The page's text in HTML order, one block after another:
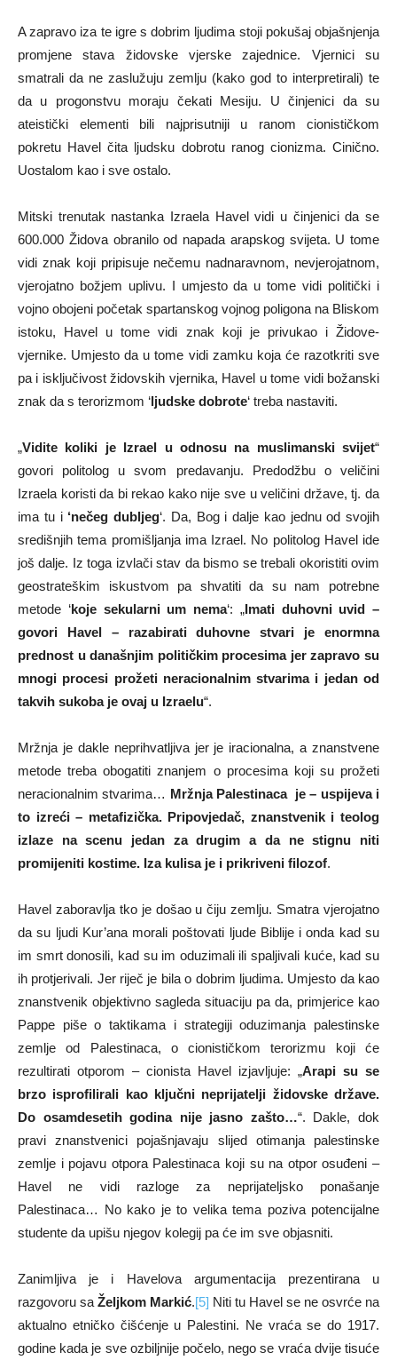
A zapravo iza te igre s dobrim ljudima stoji pokušaj objašnjenja
promjene stava židovske vjerske zajednice. Vjernici su
smatrali da ne zaslužuju zemlju (kako god to interpretirali) te
da u progonstvu moraju čekati Mesiju. U činjenici da su
ateistički elementi bili najprisutniji u ranom cionističkom
pokretu Havel čita ljudsku dobrotu ranog cionizma. Cinično.
Uostalom kao i sve ostalo.
Mitski trenutak nastanka Izraela Havel vidi u činjenici da se
600.000 Židova obranilo od napada arapskog svijeta. U tome
vidi znak koji pripisuje nečemu nadnaravnom, nevjerojatnom,
vjerojatno božjem uplivu. I umjesto da u tome vidi politički i
vojno obojeni početak spartanskog vojnog poligona na Bliskom
istoku, Havel u tome vidi znak koji je privukao i Židove-
vjernike. Umjesto da u tome vidi zamku koja će razotkriti sve
pa i isključivost židovskih vjernika, Havel u tome vidi božanski
znak da s terorizmom ‘ljudske dobrote‘ treba nastaviti.
„Vidite koliki je Izrael u odnosu na muslimanski svijet“
govori politolog u svom predavanju. Predodžbu o veličini
Izraela koristi da bi rekao kako nije sve u veličini države, tj. da
ima tu i ‘nečeg dubljeg‘. Da, Bog i dalje kao jednu od svojih
središnjih tema promišljanja ima Izrael. No politolog Havel ide
još dalje. Iz toga izvlači stav da bismo se trebali okoristiti ovim
geostrateškim iskustvom pa shvatiti da su nam potrebne
metode ‘koje sekularni um nema‘: „Imati duhovni uvid –
govori Havel – razabirati duhovne stvari je enormna
prednost u današnjim političkim procesima jer zapravo su
mnogi procesi prožeti neracionalnim stvarima i jedan od
takvih sukoba je ovaj u Izraelu“.
Mržnja je dakle neprihvatljiva jer je iracionalna, a znanstvene
metode treba obogatiti znanjem o procesima koji su prožeti
neracionalnim stvarima… Mržnja Palestinaca je – uspijeva i
to izreći – metafizička. Pripovjedač, znanstvenik i teolog
izlaze na scenu jedan za drugim a da ne stignu niti
promijeniti kostime. Iza kulisa je i prikriveni filozof.
Havel zaboravlja tko je došao u čiju zemlju. Smatra vjerojatno
da su ljudi Kur’ana morali poštovati ljude Biblije i onda kad su
im smrt donosili, kad su im oduzimali ili spaljivali kuće, kad su
ih protjerivali. Jer riječ je bila o dobrim ljudima. Umjesto da kao
znanstvenik objektivno sagleda situaciju pa da, primjerice kao
Pappe piše o taktikama i strategiji oduzimanja palestinske
zemlje od Palestinaca, o cionističkom terorizmu koji će
rezultirati otporom – cionista Havel izjavljuje: „Arapi su se
brzo isprofilirali kao ključni neprijatelji židovske države.
Do osamdesetih godina nije jasno zašto…“. Dakle, dok
pravi znanstvenici pojašnjavaju slijed otimanja palestinske
zemlje i pojavu otpora Palestinaca koji su na otpor osuđeni –
Havel ne vidi razloge za neprijateljsko ponašanje
Palestinaca… No kako je to velika tema poziva potencijalne
studente da upišu njegov kolegij pa će im sve objasniti.
Zanimljiva je i Havelova argumentacija prezentirana u
razgovoru sa Željkom Markić.[5] Niti tu Havel se ne osvrće na
aktualno etničko čišćenje u Palestini. Ne vraća se do 1917.
godine kada je sve ozbiljnije počelo, nego se vraća dvije tisuće